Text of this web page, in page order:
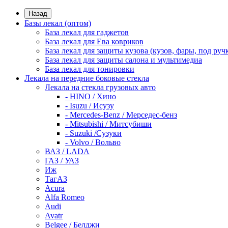
Назад
Базы лекал (оптом)
База лекал для гаджетов
База лекал для Ева ковриков
База лекал для защиты кузова (кузов, фары, под
База лекал для защиты салона и мультимедиа
База лекал для тонировки
Лекала на передние боковые стекла
Лекала на стекла грузовых авто
- HINO / Хино
- Isuzu / Исузу
- Mercedes-Benz / Мерседес-бенз
- Mitsubishi / Митсубиши
- Suzuki /Сузуки
- Volvo / Вольво
ВАЗ / LADA
ГАЗ / УАЗ
Иж
ТагАЗ
Acura
Alfa Romeo
Audi
Avatr
Belgee / Белджи